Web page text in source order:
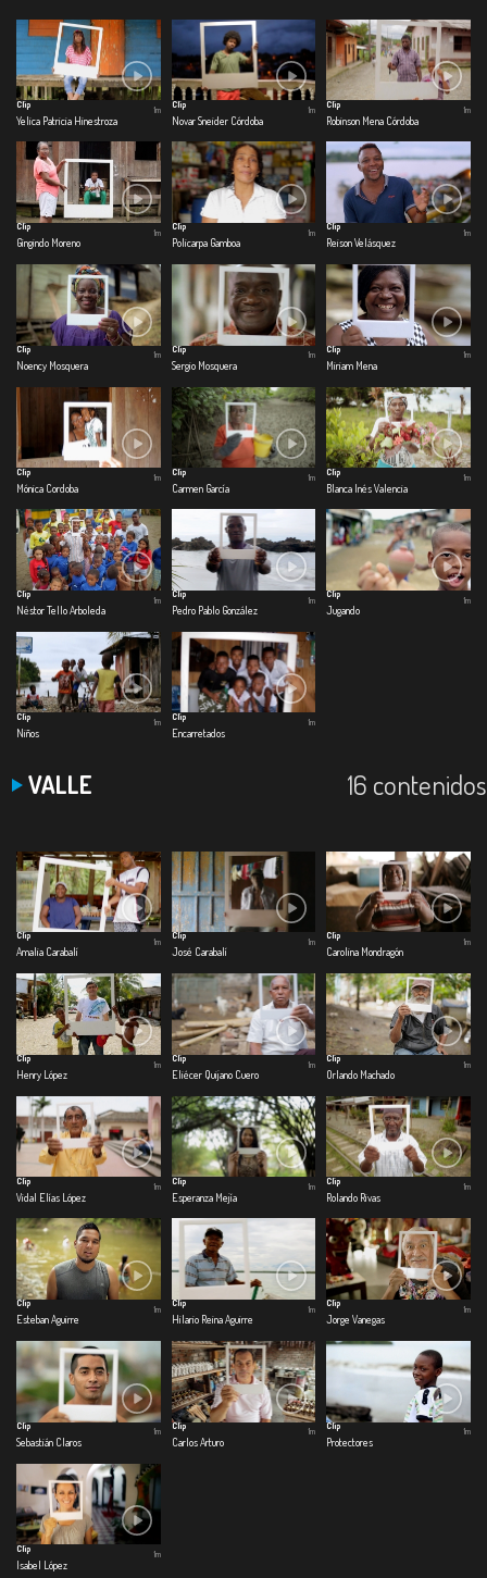
Clip
Yelica Patricia Hinestroza
1m
Clip
Novar Sneider Córdoba
1m
Clip
Robinson Mena Córdoba
1m
Clip
Gingindo Moreno
1m
Clip
Policarpa Gamboa
1m
Clip
Reison Velásquez
1m
Clip
Noency Mosquera
1m
Clip
Sergio Mosquera
1m
Clip
Miriam Mena
1m
Clip
Mónica Cordoba
1m
Clip
Carmen García
1m
Clip
Blanca Inés Valencia
1m
Clip
Néstor Tello Arboleda
1m
Clip
Pedro Pablo González
1m
Clip
Jugando
1m
Clip
Niños
1m
Clip
Encarretados
1m
VALLE 16 contenidos
Clip
Amalia Carabalí
1m
Clip
José Carabalí
1m
Clip
Carolina Mondragón
1m
Clip
Henry López
1m
Clip
Eliécer Quijano Cuero
1m
Clip
Orlando Machado
1m
Clip
Vidal Elías López
1m
Clip
Esperanza Mejía
1m
Clip
Rolando Rivas
1m
Clip
Esteban Aguirre
1m
Clip
Hilario Reina Aguirre
1m
Clip
Jorge Vanegas
1m
Clip
Sebastián Claros
1m
Clip
Carlos Arturo
1m
Clip
Protectores
1m
Clip
Isabel López
1m